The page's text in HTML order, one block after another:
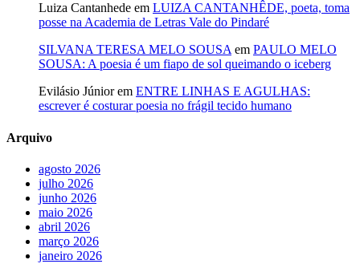
Luiza Cantanhede em LUIZA CANTANHÊDE, poeta, toma
posse na Academia de Letras Vale do Pindaré
SILVANA TERESA MELO SOUSA em PAULO MELO
SOUSA: A poesia é um fiapo de sol queimando o iceberg
Evilásio Júniorem ENTRE LINHAS E AGULHAS:
escrever é costurar poesia no frágil tecido humano
Arquivo
agosto 2026
julho 2026
junho 2026
maio 2026
abril 2026
março 2026
janeiro 2026